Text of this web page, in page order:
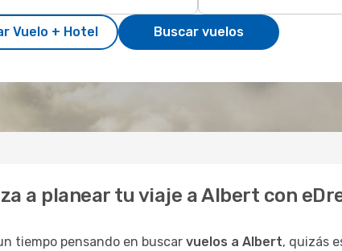
Vuelo + Hotel Buscar vuelos
a planear tu viaje a Albert con
tiempo pensando en buscar vuelos a Albert, quizás